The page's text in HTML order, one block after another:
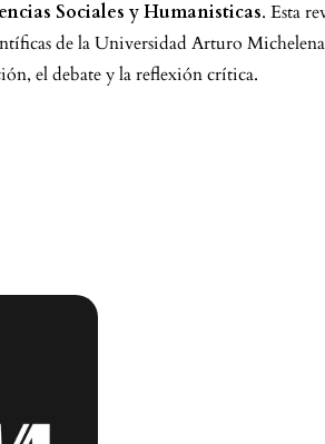
Sociales y Humanisticas. Esta
de la Universidad Arturo
el debate y la reflexión crítica.